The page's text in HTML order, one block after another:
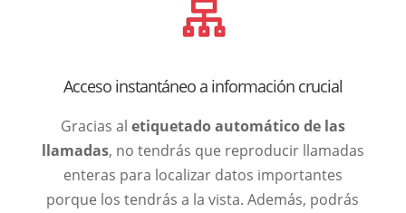
Acceso instantáneo a información crucial
Gracias al etiquetado automático de las
llamadas, no tendrás que reproducir llamadas
enteras para localizar datos importantes
porque los tendrás a la vista. Además, podrás